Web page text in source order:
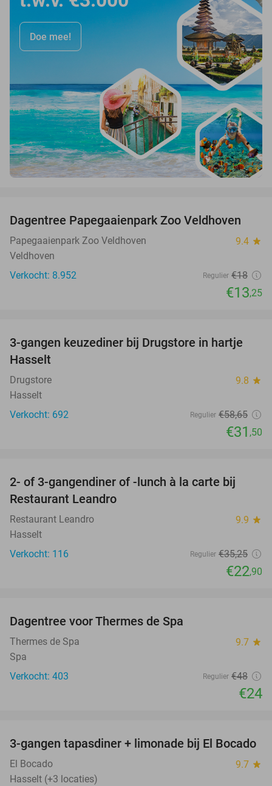
Doe mee!
26%
Dagentree Papegaaienpark Zoo Veldhoven
Papegaaienpark Zoo Veldhoven 9.4 star
Veldhoven
Verkocht: 8.952
Regulier €18
€13,25
46%
3-gangen keuzediner bij Drugstore in hartje
Hasselt
Drugstore 9.8 star
Hasselt
Verkocht: 692
Regulier €58,65
€31 ,50
35%
2- of 3-gangendiner of -lunch à la carte bij
Restaurant Leandro
Restaurant Leandro 9.9 star
Hasselt
Verkocht: 116
Regulier €35,25
€22,90
Dagentree voor Thermes de Spa
Thermes de Spa 9.7 star
Spa
Verkocht: 403
Regulier €48
€24
26%
3-gangen tapasdiner + limonade bij El Bocado
El Bocado 9.7 star
Hasselt (+3 locaties)